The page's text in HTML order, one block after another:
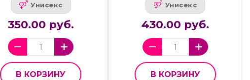
Унисекс
350.00 руб.
В КОРЗИНУ
Унисекс
430.00 руб.
В КОРЗИНУ